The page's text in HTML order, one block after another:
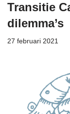
Transitie
dilemma’s
27 februari 2021